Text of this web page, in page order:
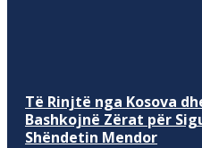
Të Rinjtë nga Kosova
Bashkojnë Zërat për
Shëndetin Mendor